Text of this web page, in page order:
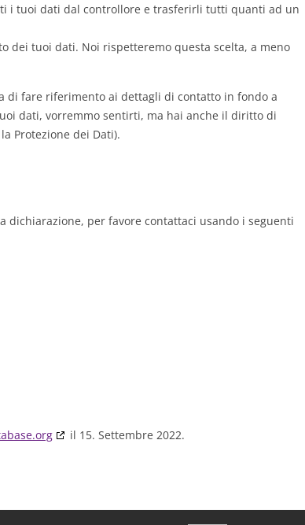
tuoi dati dal controllore e trasferirli tutti quanti ad un
tuoi dati. Noi rispetteremo questa scelta, a meno
di fare riferimento ai dettagli di contatto in fondo a
dati, vorremmo sentirti, ma hai anche il diritto di
Protezione dei Dati).
dichiarazione, per favore contattaci usando i seguenti
il 15. Settembre 2022.